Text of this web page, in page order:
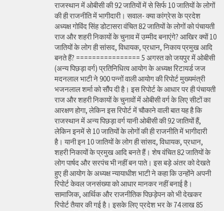
राजस्थान में ओबीसी की 92 जातियों में से सिर्फ 10 जातियों के लोगों
की ही राजनीति में भागीदारी। सवाल- क्या कांग्रेस के प्रदेश
अध्यक्ष गोविंद सिंह डोटासरा वंचित 82 जातियों के लोगों को पंचायती
राज और शहरी निकायों के चुनाव में उम्मीद बनाएंगे? आखिर क्यों 10
जातियों के लोग ही सांसद, विधायक, प्रधान, निकाय प्रमुख आदि
बनते हैं? ================ 5 अगस्त को जयपुर में ओबीसी
(अन्य पिछड़ा वर्ग) प्रतिनिधित्व आयोग के अध्यक्ष रिटायर्ड जज
मदनलाल भाटी ने 900 पन्नों वाली आयोग की रिपोर्ट मुख्यमंत्री
भजनलाल शर्मा को सौंप दी है। इस रिपोर्ट के आधार पर ही पंचायती
राज और शहरी निकायों के चुनावों में ओबीसी वर्ग के लिए सीटों का
आरक्षण होगा, लेकिन इस रिपोर्ट में चौकाने वाली बात यह है कि
राजस्थान में अन्य पिछड़ा वर्ग यानी ओबीसी की 92 जातियों हैं,
लेकिन इनमें से 10 जातियों के लोगों की ही राजनीति में भागीदारी
है। यानी इन 10 जातियों के लोग ही सांसद, विधायक, प्रधान,
शहरी निकायों के प्रमुख आदि बनते हैं। शेष वंचित 82 जातियों के
लोग पार्षद और सरपंच भी नहीं बन पाते। इस बड़े अंतर को देखते
हुए ही आयोग के अध्यक्ष न्यायाधीश भाटी ने कहा कि उन्होंने अपनी
रिपोर्ट केवल जनसंख्या को आधार मानकर नहीं बनाई है।
सामाजिक, आर्थिक और राजनीतिक पिछड़ेपन को भी देखकर
रिपोर्ट तैयार की गई है। इसके लिए प्रदेश भर के 74 लाख 85